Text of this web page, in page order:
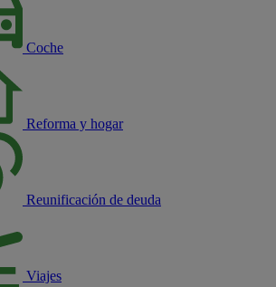
Coche
Reforma y hogar
Reunificación de deuda
Viajes